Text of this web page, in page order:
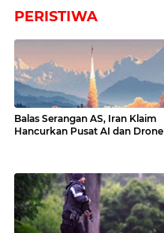
PERISTIWA
Balas Serangan AS, Iran Klaim
Hancurkan Pusat AI dan Drone